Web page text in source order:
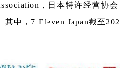
，日本特许经营协
其中，7-Eleven Japan截至